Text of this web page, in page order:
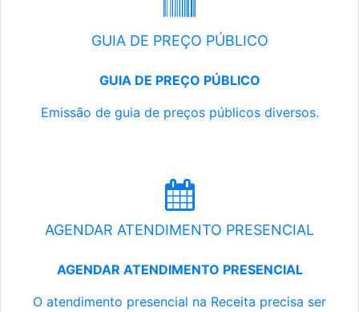
GUIA DE PREÇO PÚBLICO
GUIA DE PREÇO PÚBLICO
Emissão de guia de preços públicos diversos.
AGENDAR ATENDIMENTO PRESENCIAL
AGENDAR ATENDIMENTO PRESENCIAL
O atendimento presencial na Receita precisa ser